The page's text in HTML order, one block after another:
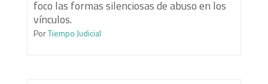
foco las formas silenciosas de abuso en los
vínculos.
PorTiempo Judicial